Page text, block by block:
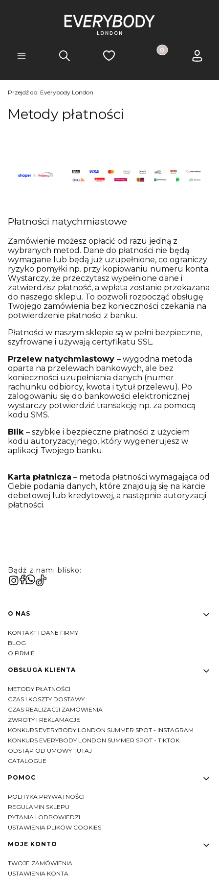
Menu Szukaj Ulubione Produkty w
Koszyk Zaloguj
Przejdź do: Everybody London
Metody płatności
Płatności natychmiastowe
Zamówienie możesz opłacić od razu jedną z
wybranych metod. Dane do płatności nie będą
wymagane lub będą już uzupełnione, co ograniczy
ryzyko pomyłki np. przy kopiowaniu numeru konta.
Wystarczy, że przeczytasz wypełnione dane i
zatwierdzisz płatność, a wpłata zostanie przekazana
do naszego sklepu. To pozwoli rozpocząć obsługę
Twojego zamówienia bez konieczności czekania na
potwierdzenie płatności z banku.
Płatności w naszym sklepie są w pełni bezpieczne,
szyfrowane i używają certyfikatu SSL.
Przelew natychmiastowy – wygodna metoda
oparta na przelewach bankowych, ale bez
konieczności uzupełniania danych (numer
rachunku odbiorcy, kwota i tytuł przelewu). Po
zalogowaniu się do bankowości elektronicznej
wystarczy potwierdzić transakcję np. za pomocą
kodu SMS.
Blik – szybkie i bezpieczne płatności z użyciem
kodu autoryzacyjnego, który wygenerujesz w
aplikacji Twojego banku.
Karta płatnicza – metoda płatności wymagająca od
Ciebie podania danych, które znajdują się na karcie
debetowej lub kredytowej, a następnie autoryzacji
płatności.
Bądź z nami blisko:
Linki w stopce
O NAS
KONTAKT I DANE FIRMY
BLOG
O FIRMIE
OBSŁUGA KLIENTA
METODY PŁATNOŚCI
CZAS I KOSZTY DOSTAWY
CZAS REALIZACJI ZAMÓWIENIA
ZWROTY I REKLAMACJE
KONKURS EVERYBODY LONDON SUMMER SPOT - INSTAGRAM
KONKURS EVERYBODY LONDON SUMMER SPOT - TIKTOK
ODSTĄP OD UMOWY TUTAJ
CATALOGUE
POMOC
POLITYKA PRYWATNOŚCI
REGULAMIN SKLEPU
PYTANIA I ODPOWIEDZI
USTAWIENIA PLIKÓW COOKIES
MOJE KONTO
TWOJE ZAMÓWIENIA
USTAWIENIA KONTA